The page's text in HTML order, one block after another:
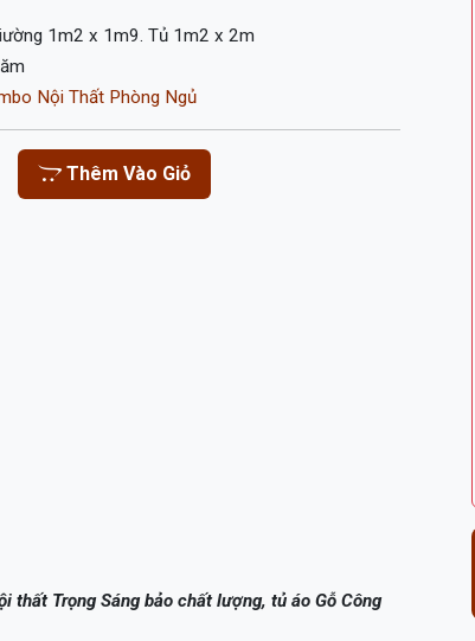
1m2 x 1m9. Tủ 1m2 x 2m
Nội Thất Phòng Ngủ
Thêm Vào Giỏ
thất Trọng Sáng bảo chất lượng, tủ áo Gỗ Công